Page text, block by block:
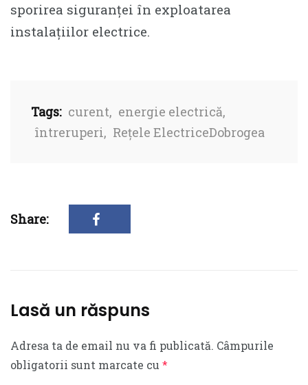
sporirea siguranței în exploatarea
instalațiilor electrice.
Tags: curent, energie electrică,
întreruperi, Rețele ElectriceDobrogea
Share:
Lasă un răspuns
Adresa ta de email nu va fi publicată. Câmpurile
obligatorii sunt marcate cu *